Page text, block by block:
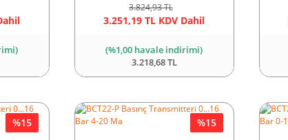
3.824,93 TL
3.251,19 TL KDV Dahil
(%1,00 havale indirimi)
3.218,68 TL
%15 %15